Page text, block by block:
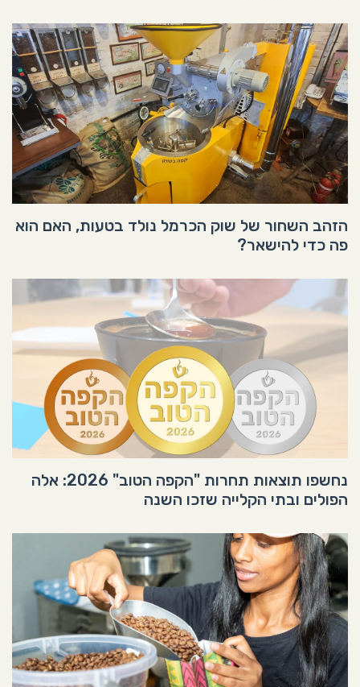
הזהב השחור של שוק הכרמל נולד בטעות, האם הוא
פה כדי להישאר?
נחשפו תוצאות תחרות "הקפה הטוב" 2026: אלה
הפולים ובתי הקלייה שזכו השנה